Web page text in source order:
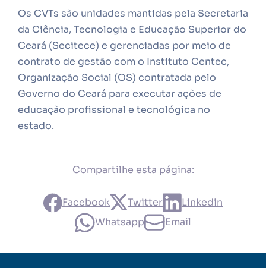
Os CVTs são unidades mantidas pela Secretaria
da Ciência, Tecnologia e Educação Superior do
Ceará (Secitece) e gerenciadas por meio de
contrato de gestão com o Instituto Centec,
Organização Social (OS) contratada pelo
Governo do Ceará para executar ações de
educação profissional e tecnológica no
estado.
Compartilhe esta página:
Facebook Twitter
Linkedin
Whatsapp
Email